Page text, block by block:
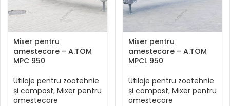
Mixer pentru
amestecare – A.TOM
MPC 950
Utilaje pentru zootehnie
și compost, Mixer pentru
amestecare
Mixer pentru
amestecare – A.TOM
MPCL 950
Utilaje pentru zootehnie
și compost, Mixer pentru
amestecare